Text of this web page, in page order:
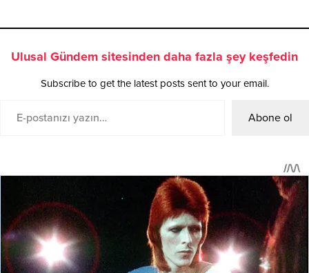
Ulusal Gündem sitesinden daha fazla şey keşfedin
Subscribe to get the latest posts sent to your email.
Abone ol